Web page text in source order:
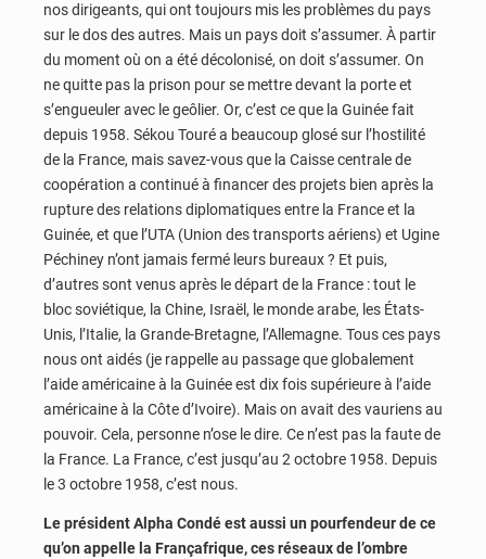
nos dirigeants, qui ont toujours mis les problèmes du pays
sur le dos des autres. Mais un pays doit s’assumer. À partir
du moment où on a été décolonisé, on doit s’assumer. On
ne quitte pas la prison pour se mettre devant la porte et
s’engueuler avec le geôlier. Or, c’est ce que la Guinée fait
depuis 1958. Sékou Touré a beaucoup glosé sur l’hostilité
de la France, mais savez-vous que la Caisse centrale de
coopération a continué à financer des projets bien après la
rupture des relations diplomatiques entre la France et la
Guinée, et que l’UTA (Union des transports aériens) et Ugine
Péchiney n’ont jamais fermé leurs bureaux ? Et puis,
d’autres sont venus après le départ de la France : tout le
bloc soviétique, la Chine, Israël, le monde arabe, les États-
Unis, l’Italie, la Grande-Bretagne, l’Allemagne. Tous ces pays
nous ont aidés (je rappelle au passage que globalement
l’aide américaine à la Guinée est dix fois supérieure à l’aide
américaine à la Côte d’Ivoire). Mais on avait des vauriens au
pouvoir. Cela, personne n’ose le dire. Ce n’est pas la faute de
la France. La France, c’est jusqu’au 2 octobre 1958. Depuis
le 3 octobre 1958, c’est nous.
Le président Alpha Condé est aussi un pourfendeur de ce
qu’on appelle la Françafrique, ces réseaux de l’ombre